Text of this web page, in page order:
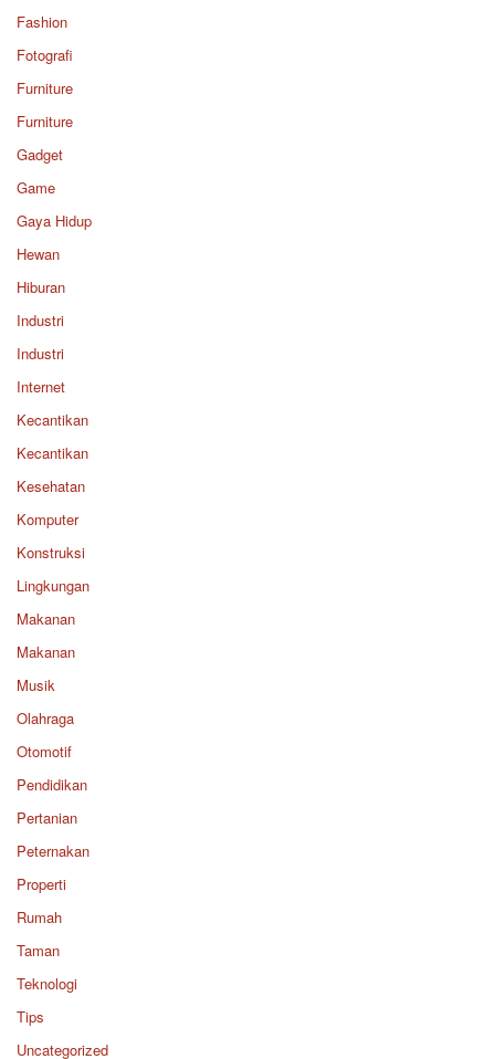
Fashion
Fotografi
Furniture
Furniture
Gadget
Game
Gaya Hidup
Hewan
Hiburan
Industri
Industri
Internet
Kecantikan
Kecantikan
Kesehatan
Komputer
Konstruksi
Lingkungan
Makanan
Makanan
Musik
Olahraga
Otomotif
Pendidikan
Pertanian
Peternakan
Properti
Rumah
Taman
Teknologi
Tips
Uncategorized